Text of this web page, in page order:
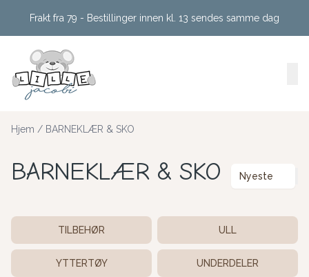
Frakt fra 79 - Bestillinger innen kl. 13 sendes samme dag
Hjem / BARNEKLÆR & SKO
BARNEKLÆR & SKO Nyeste
TILBEHØR ULL
YTTERTØY UNDERDELER